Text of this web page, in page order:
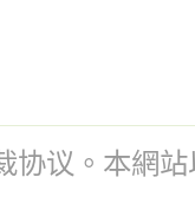
协议。本網